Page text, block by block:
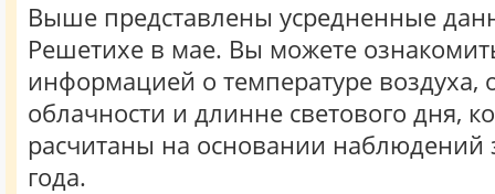
Выше представлены усредненные
Решетихе в мае. Вы можете
информацией о температуре воздуха,
облачности и длинне светового дня,
расчитаны на основании наблюдений
года.